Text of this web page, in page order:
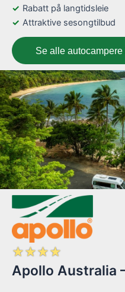
Rabatt på langtidsleie
Attraktive sesongtilbud
Se alle autocampere
☆☆☆☆
Apollo Australia